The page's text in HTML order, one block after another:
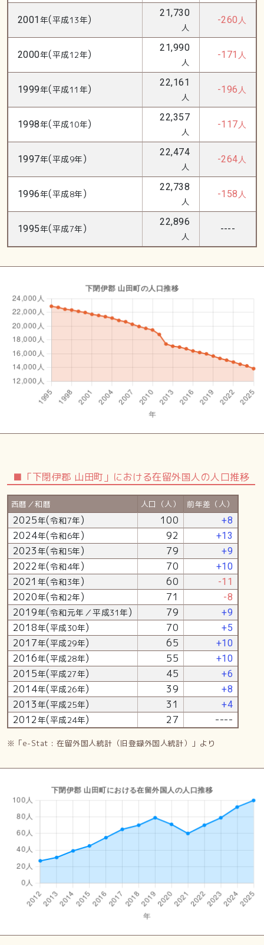
2001 年(平成13年)
21,730
人
-260 人
2000年(平成12年)
21,990
人
-171 人
1999年(平成11年)
22,161
人
-196 人
1998年(平成10年)
22,357
人
-117人
1997年(平成9年)
22,474
人
-264人
1996年(平成8年)
22,738
人
-158 人
1995年(平成7年)
22,896
人
----
■「下閉伊郡 山田町」における在留外国人の人口推移
西暦／和暦 人口（人） 前年差（人）
2025年(令和7年) 100 +8
2024年(令和6年) 92 +13
2023年(令和5年) 79 +9
2022年(令和4年) 70 +10
2021 年(令和3年) 60 -11
2020年(令和2年) 71 -8
2019年(令和元年／平成31年) 79 +9
2018年(平成30年) 70 +5
2017年(平成29年) 65 +10
2016年(平成28年) 55 +10
2015年(平成27年) 45 +6
2014年(平成26年) 39 +8
2013年(平成25年) 31 +4
2012年(平成24年) 27 ----
※「e-Stat : 在留外国人統計（旧登録外国人統計）」より